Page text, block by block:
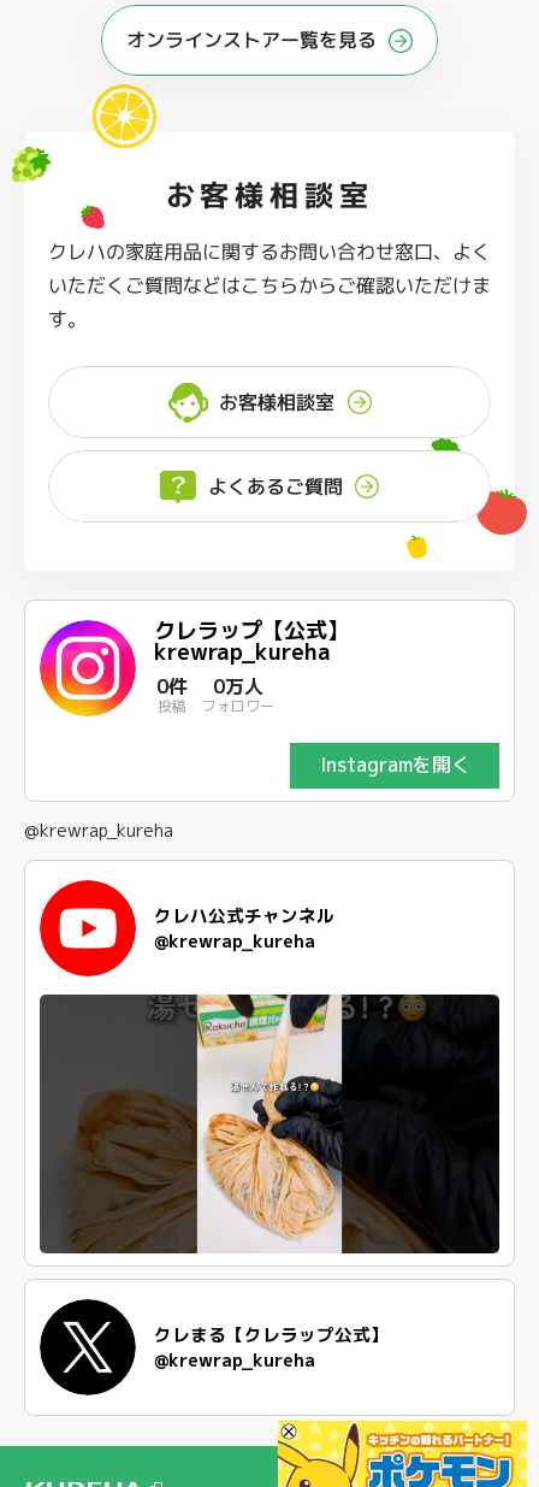
オンラインストアー覧を見る
お客様相談室
クレハの家庭用品に関するお問い合わせ窓口、よく
いただくご質問などはこちらからご確認いただけま
す。
お客様相談室
よくあるご質問
クレラップ【公式】
krewrap_kureha
0件
投稿
0万人
フォロワー
Instagramを開く
@krewrap_kureha
クレハ公式チャンネル
@krewrap_kureha
クレまる【クレラップ公式】
@krewrap_kureha